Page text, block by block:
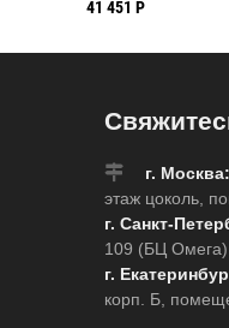
41 451 Р
г. Москва:
этаж цоколь,
г. Санкт-
109 (БЦ Омега)
г.
корп. Б,